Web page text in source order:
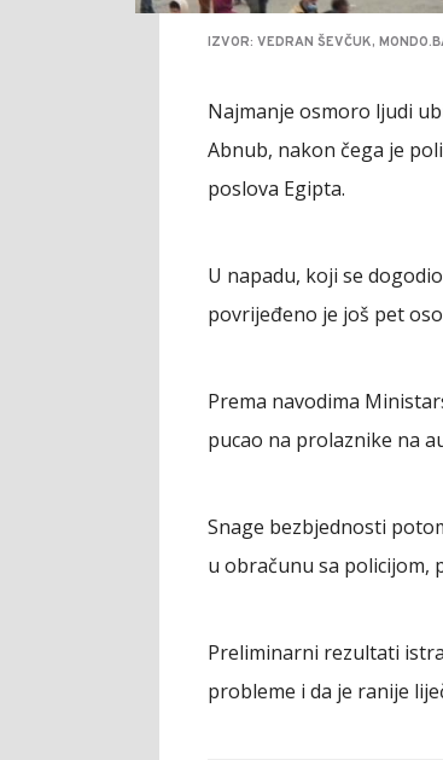
IZVOR: VEDRAN ŠEVČUK,
Najmanje osmoro ljudi
Abnub, nakon čega je
poslova Egipta.
U napadu, koji se
povrijeđeno je još pet
Prema navodima
pucao na prolaznike na
Snage bezbjednosti
u obračunu sa policijom,
Preliminarni rezultati
probleme i da je ranije